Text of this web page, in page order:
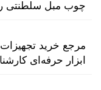
چوب مبل سلطنتی
مرجع خرید
ابزار حرفه‌ای